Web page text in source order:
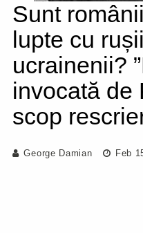
Sunt
lupte cu
ucrainenii?
invocată de
scop
George Damian Feb